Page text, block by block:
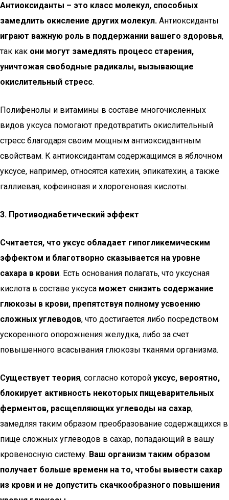
Антиоксиданты – это класс молекул, способных
замедлить окисление других молекул. Антиоксиданты
играют важную роль в поддержании вашего здоровья,
так как они могут замедлять процесс старения,
уничтожая свободные радикалы, вызывающие
окислительный стресс.
Полифенолы и витамины в составе многочисленных
видов уксуса помогают предотвратить окислительный
стресс благодаря своим мощным антиоксидантным
свойствам. К антиоксидантам содержащимся в яблочном
уксусе, например, относятся катехин, эпикатехин, а также
галлиевая, кофеиновая и хлорогеновая кислоты.
3. Противодиабетический эффект
Считается, что уксус обладает гипогликемическим
эффектом и благотворно сказывается на уровне
сахара в крови. Есть основания полагать, что уксусная
кислота в составе уксуса может снизить содержание
глюкозы в крови, препятствуя полному усвоению
сложных углеводов, что достигается либо посредством
ускоренного опорожнения желудка, либо за счет
повышенного всасывания глюкозы тканями организма.
Существует теория, согласно которой уксус, вероятно,
блокирует активность некоторых пищеварительных
ферментов, расщепляющих углеводы на сахар,
замедляя таким образом преобразование содержащихся в
пище сложных углеводов в сахар, попадающий в вашу
кровеносную систему. Ваш организм таким образом
получает больше времени на то, чтобы вывести сахар
из крови и не допустить скачкообразного повышения